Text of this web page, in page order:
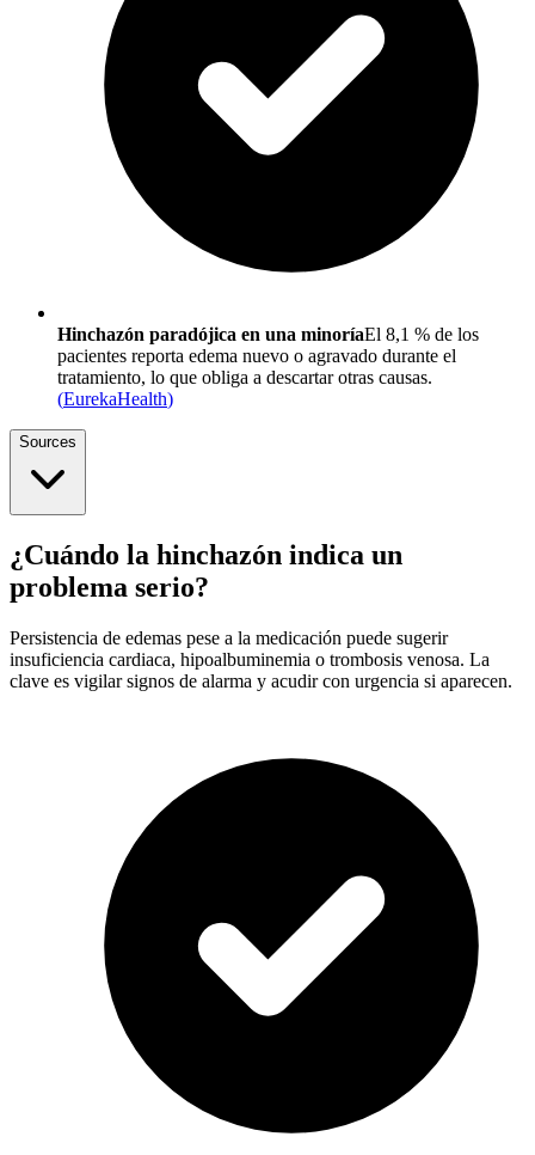
Hinchazón paradójica en una minoríaEl 8,1 % de los
pacientes reporta edema nuevo o agravado durante el
tratamiento, lo que obliga a descartar otras causas.
(EurekaHealth)
Sources
¿Cuándo la hinchazón indica un
problema serio?
Persistencia de edemas pese a la medicación puede sugerir
insuficiencia cardiaca, hipoalbuminemia o trombosis venosa. La
clave es vigilar signos de alarma y acudir con urgencia si aparecen.